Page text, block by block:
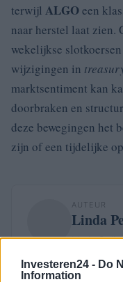
Investeren24 - Do
Information
terwijl ALGOeen
naar herstel laat zien.
wekelijkse
wijzigingen in
marktsentiment kan
doorbraken en
deze bewegingen het
zijn of een tijdelijke
AUTEUR
Linda
Linda
uit over